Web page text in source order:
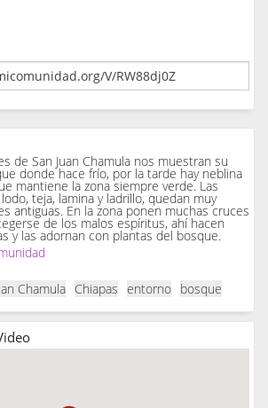
de San Juan Chamula nos muestran su
donde hace frío, por la tarde hay neblina
mantiene la zona siempre verde. Las
teja, lamina y ladrillo, quedan muy
antiguas. En la zona ponen muchas cruces
de los malos espíritus, ahí hacen
y las adornan con plantas del bosque.
Chamula Chiapas entorno bosque